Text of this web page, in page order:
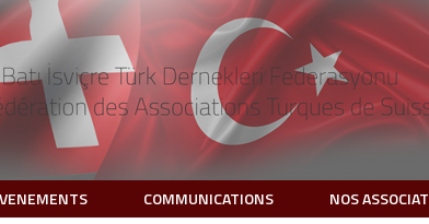
COMMUNICATIONS NOS